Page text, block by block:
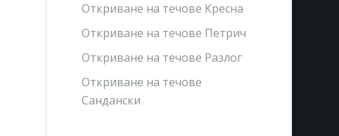
Откриване на течове Кресна
Откриване на течове Петрич
Откриване на течове Разлог
Откриване на течове
Сандански